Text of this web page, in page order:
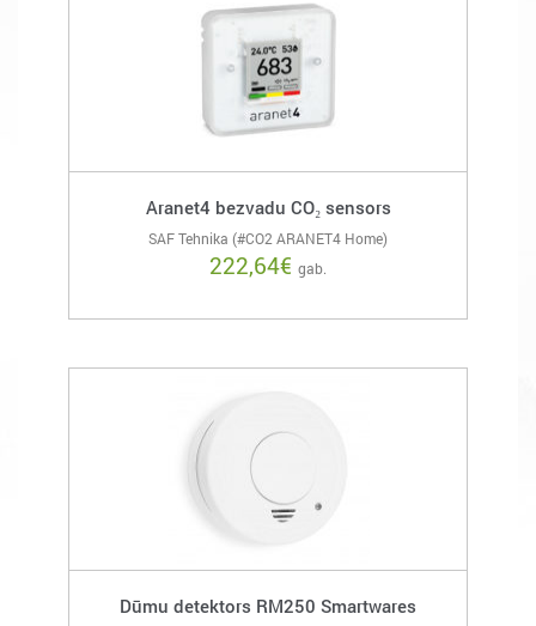
Aranet4 bezvadu CO₂ sensors
SAF Tehnika (#CO2 ARANET4 Home)
222,64€ gab.
Dūmu detektors RM250 Smartwares